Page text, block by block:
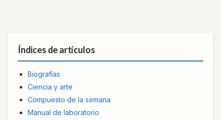
Índices de artículos
Biografías
Ciencia y arte
Compuesto de la semana
Manual de laboratorio